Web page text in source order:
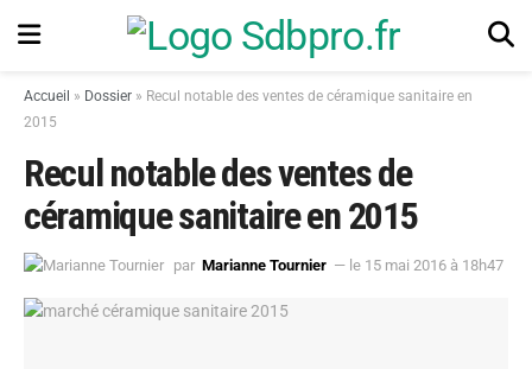
Accueil » Dossier » Recul notable des ventes de céramique sanitaire en
2015
Recul notable des ventes de
céramique sanitaire en 2015
par Marianne Tournier — le 15 mai 2016 à 18h47